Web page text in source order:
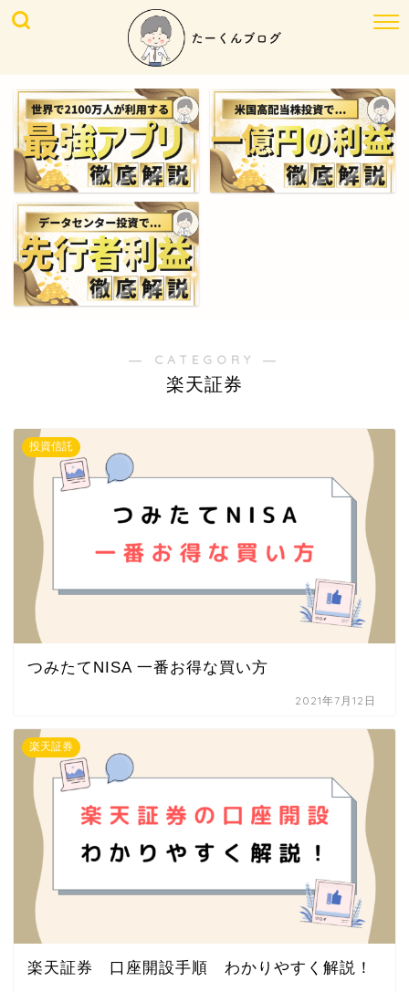
― CATEGORY ―
楽天証券
投資信託
つみたてNISA 一番お得な買い方
2021年7月12日
楽天証券
楽天証券 口座開設手順 わかりやすく解説！